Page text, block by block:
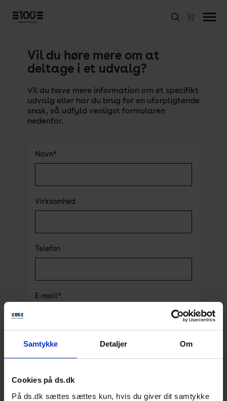
Samtykke Detaljer Om
Cookies på ds.dk
På ds.dk sættes sættes kun, hvis du giver dit samtykke
Vil du høre mere om at
deltage i et udvalg?
Vil du have mere information om et specifikt
udvalg eller har du brug for en uforpligtende
snak, så udfyld venligst formularen
nedenfor.
Navn*
Virksomhed
Telefon
E-mail*
Udvalg jeg er interesseret i*